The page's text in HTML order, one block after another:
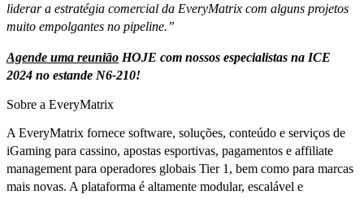
liderar a estratégia comercial da EveryMatrix com alguns projetos
muito empolgantes no pipeline.”
Agende uma reunião HOJE com nossos especialistas na ICE
2024 no estande N6-210!
Sobre a EveryMatrix
A EveryMatrix fornece software, soluções, conteúdo e serviços de
iGaming para cassino, apostas esportivas, pagamentos e affiliate
management para operadores globais Tier 1, bem como para marcas
mais novas. A plataforma é altamente modular, escalável e